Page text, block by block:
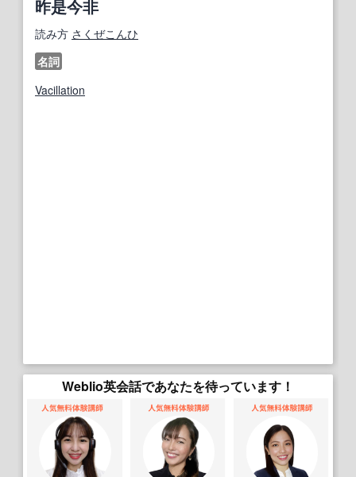
昨是今非
読み方 さくぜこんひ
名詞
Vacillation
Weblio英会話であなたを待っています！